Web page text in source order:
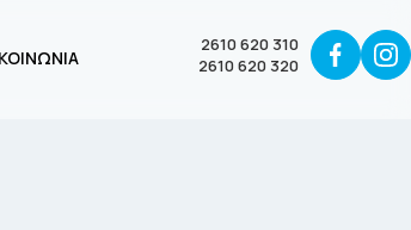
2610 620 310
2610 620 320